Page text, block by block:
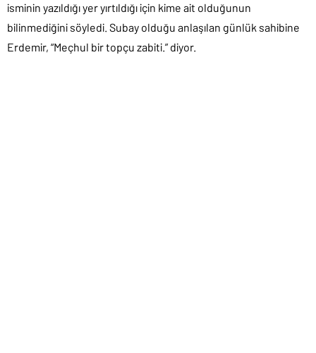
isminin yazıldığı yer yırtıldığı için kime ait olduğunun
bilinmediğini söyledi. Subay olduğu anlaşılan günlük sahibine
Erdemir, “Meçhul bir topçu zabiti.” diyor.